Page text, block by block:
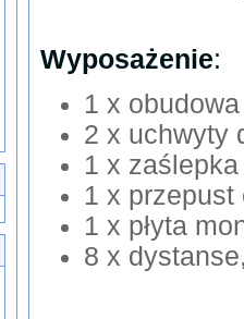
Wyposażenie:
1 x
2 x uchwyty
1 x
1 x
1 x płyta
8 x